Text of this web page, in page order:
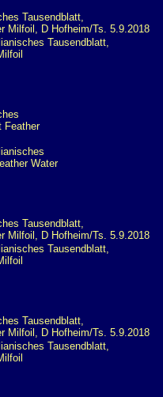
Tausendblatt,
Water
Tausendblatt,
Tausendblatt,